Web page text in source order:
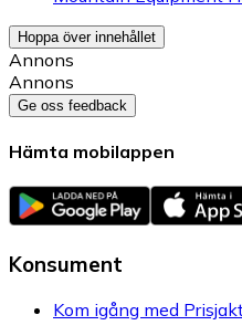
Hoppa över innehållet
Annons
Annons
Ge oss feedback
Hämta mobilappen
Konsument
Kom igång med